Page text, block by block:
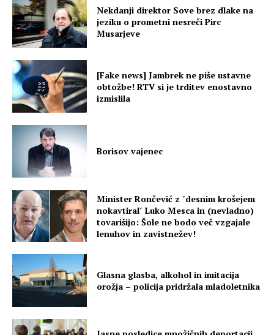
Nekdanji direktor Sove brez dlake na
jeziku o prometni nesreči Pirc
Musarjeve
[Fake news] Jambrek ne piše ustavne
obtožbe! RTV si je trditev enostavno
izmislila
Borisov vajenec
Minister Rončević z ´desnim krošejem
nokavtiral´ Luko Mesca in (nevladno)
tovarišijo: Šole ne bodo več vzgajale
lenuhov in zavistnežev!
Glasna glasba, alkohol in imitacija
orožja – policija pridržala mladoletnika